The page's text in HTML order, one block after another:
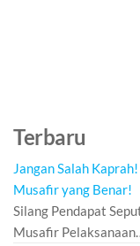
Terbaru
Jangan Salah
Musafir yang Benar!
Silang Pendapat
Musafir